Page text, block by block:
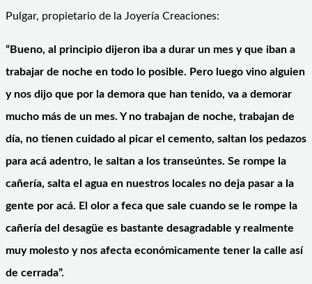
Pulgar, propietario de la Joyería Creaciones:
“Bueno, al principio dijeron iba a durar un mes y que iban a
trabajar de noche en todo lo posible. Pero luego vino alguien
y nos dijo que por la demora que han tenido, va a demorar
mucho más de un mes. Y no trabajan de noche, trabajan de
día, no tienen cuidado al picar el cemento, saltan los pedazos
para acá adentro, le saltan a los transeúntes. Se rompe la
cañería, salta el agua en nuestros locales no deja pasar a la
gente por acá. El olor a feca que sale cuando se le rompe la
cañería del desagüe es bastante desagradable y realmente
muy molesto y nos afecta económicamente tener la calle así
de cerrada”.